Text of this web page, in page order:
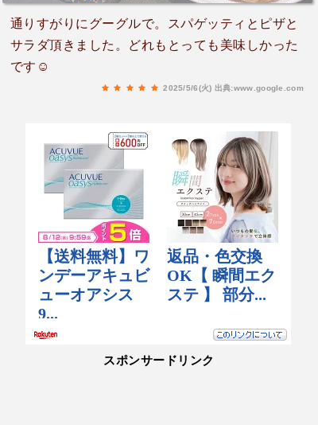
通りすがりにグーグルで。スパゲッティとピザと
サラダ頂きました。どれもとっても美味しかった
です☺️
2025/5/6(火) 出典:www.google.com
スポンサードリンク